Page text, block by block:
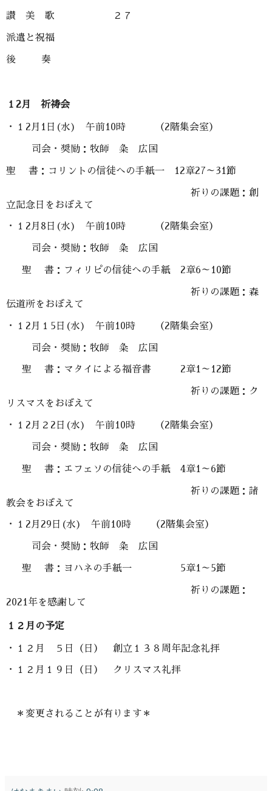
讃 美 歌 ２７
派遣と祝福
後 奏
１2月 祈祷会
・１2月1日(水) 午前10時 （2階集会室）
司会・奨励：牧師 粂 広国
聖 書：コリントの信徒への手紙一 12章27～31節
祈りの課題：創
立記念日をおぼえて
・１2月8日(水) 午前10時 （2階集会室）
司会・奨励：牧師 粂 広国
聖 書：フィリピの信徒への手紙 2章6～10節
祈りの課題：森
伝道所をおぼえて
・１2月１5日(水) 午前10時 （2階集会室）
司会・奨励：牧師 粂 広国
聖 書：マタイによる福音書 2章1～12節
祈りの課題：ク
リスマスをおぼえて
・１2月２2日(水) 午前10時 （2階集会室）
司会・奨励：牧師 粂 広国
聖 書：エフェソの信徒への手紙 4章1～6節
祈りの課題：諸
教会をおぼえて
・１2月29日(水) 午前10時 （2階集会室）
司会・奨励：牧師 粂 広国
聖 書：ヨハネの手紙一 5章1～5節
祈りの課題：
2021年を感謝して
１２月の予定
・１２月 ５日（日） 創立１３８周年記念礼拝
・１２月１９日（日） クリスマス礼拝
＊変更されることが有ります＊